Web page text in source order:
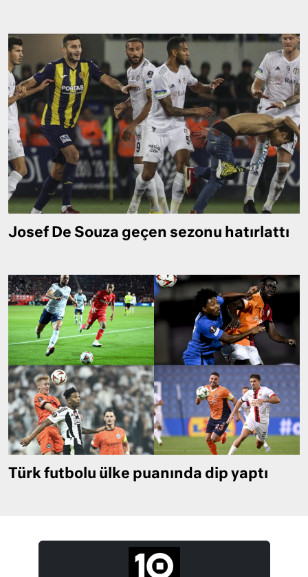
Josef De Souza geçen sezonu hatırlattı
Türk futbolu ülke puanında dip yaptı